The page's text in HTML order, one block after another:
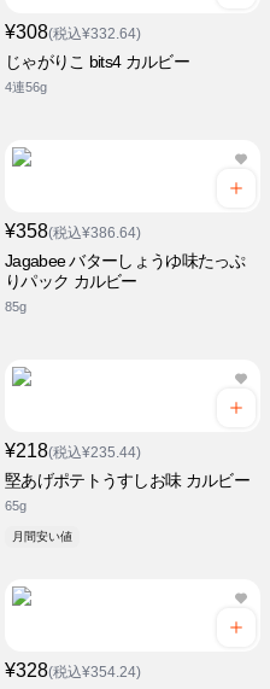
¥308(税込¥332.64)
じゃがりこ bits4 カルビー
4連56g
¥358(税込¥386.64)
Jagabee バターしょうゆ味たっぷ
りパック カルビー
85g
¥218(税込¥235.44)
堅あげポテトうすしお味 カルビー
65g
月間安い値
¥328(税込¥354.24)